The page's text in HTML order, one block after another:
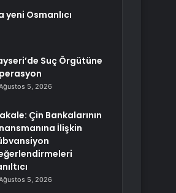
Osmanlıcı
Suç Örgütüne
5, 2026
Çin Bankalarının
İlişkin
5, 2026